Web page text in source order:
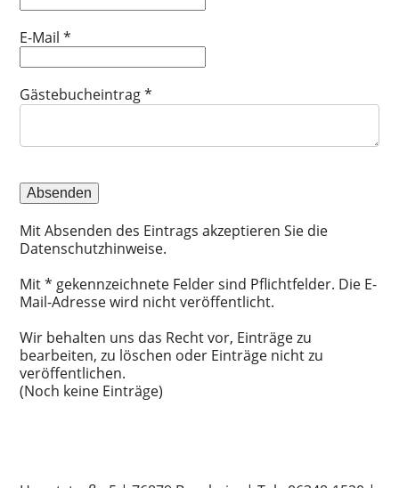
E-Mail*
Gästebucheintrag*
Mit Absenden des Eintrags akzeptieren Sie die
Datenschutzhinweise.
Mit * gekennzeichnete Felder sind Pflichtfelder. Die E-
Mail-Adresse wird nicht veröffentlicht.
Wir behalten uns das Recht vor, Einträge zu
bearbeiten, zu löschen oder Einträge nicht zu
veröffentlichen.
(Noch keine Einträge)